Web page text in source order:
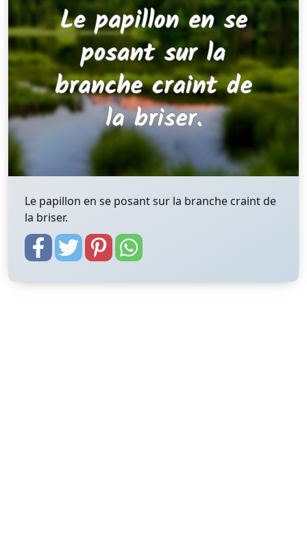
Le papillon en se posant sur la branche craint de
la briser.